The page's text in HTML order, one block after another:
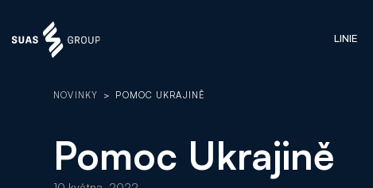
LINIE
NOVINKY > POMOC UKRAJINĚ
Pomoc Ukrajině